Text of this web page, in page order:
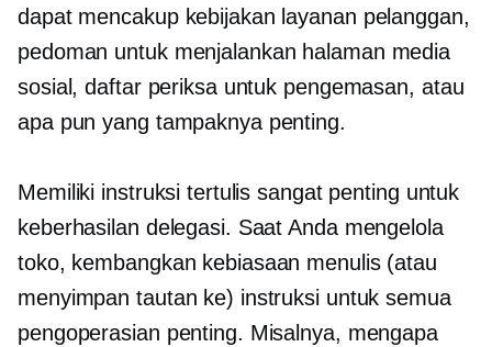
dapat mencakup kebijakan layanan pelanggan,
pedoman untuk menjalankan halaman media
sosial, daftar periksa untuk pengemasan, atau
apa pun yang tampaknya penting.
Memiliki instruksi tertulis sangat penting untuk
keberhasilan delegasi. Saat Anda mengelola
toko, kembangkan kebiasaan menulis (atau
menyimpan tautan ke) instruksi untuk semua
pengoperasian penting. Misalnya, mengapa